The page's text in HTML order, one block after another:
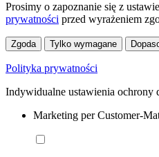
Prosimy o zapoznanie się z
prywatności przed wyrażeniem
Zgoda Tylko wymagane
Polityka prywatności
Indywidualne ustawienia ochrony
Marketing per Customer-